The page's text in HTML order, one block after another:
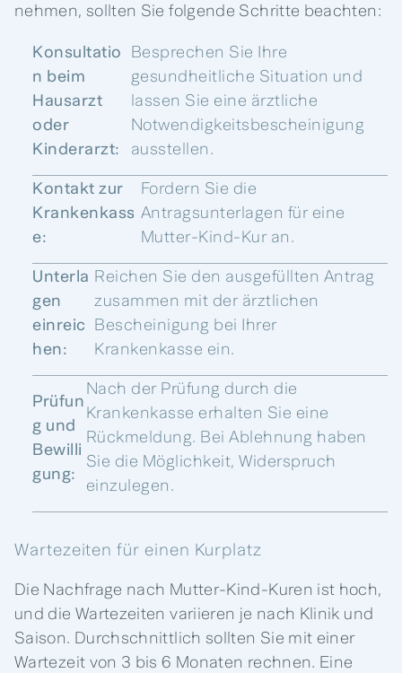
nehmen, sollten Sie folgende Schritte beachten:
Konsultatio
n beim
Hausarzt
oder
Kinderarzt:
Besprechen Sie Ihre
gesundheitliche Situation und
lassen Sie eine ärztliche
Notwendigkeitsbescheinigung
ausstellen.
Kontakt zur
Krankenkass
e:
Fordern Sie die
Antragsunterlagen für eine
Mutter-Kind-Kur an.
Unterla
gen
einreic
hen:
Reichen Sie den ausgefüllten Antrag
zusammen mit der ärztlichen
Bescheinigung bei Ihrer
Krankenkasse ein.
Prüfun
g und
Bewilli
gung:
Nach der Prüfung durch die
Krankenkasse erhalten Sie eine
Rückmeldung. Bei Ablehnung haben
Sie die Möglichkeit, Widerspruch
einzulegen.
Wartezeiten für einen Kurplatz
Die Nachfrage nach Mutter-Kind-Kuren ist hoch,
und die Wartezeiten variieren je nach Klinik und
Saison. Durchschnittlich sollten Sie mit einer
Wartezeit von 3 bis 6 Monaten rechnen. Eine